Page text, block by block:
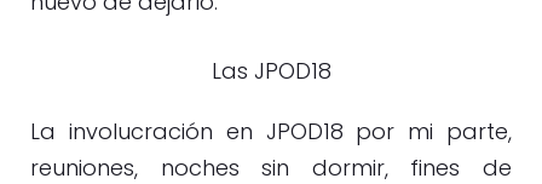
Las JPOD18
La involucración en JPOD18 por mi parte,
reuniones, noches sin dormir, fines de